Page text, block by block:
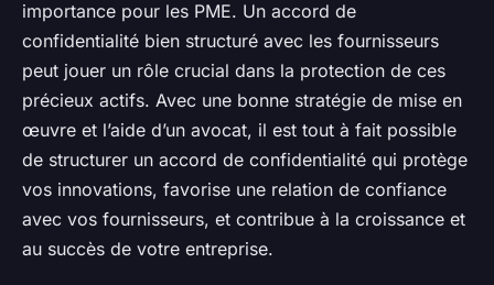
importance pour les PME. Un accord de
confidentialité bien structuré avec les fournisseurs
peut jouer un rôle crucial dans la protection de ces
précieux actifs. Avec une bonne stratégie de mise en
œuvre et l’aide d’un avocat, il est tout à fait possible
de structurer un accord de confidentialité qui protège
vos innovations, favorise une relation de confiance
avec vos fournisseurs, et contribue à la croissance et
au succès de votre entreprise.